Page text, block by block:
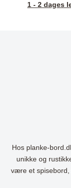
1 - 2 dages
Hos planke-
unikke og
være et spisebord,